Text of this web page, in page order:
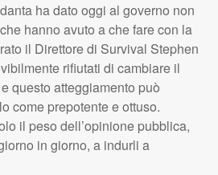
ha dato oggi al governo non
hanno avuto a che fare con la
il Direttore di Survival Stephen
rifiutati di cambiare il
questo atteggiamento può
come prepotente e ottuso.
il peso dell’opinione pubblica,
in giorno, a indurli a